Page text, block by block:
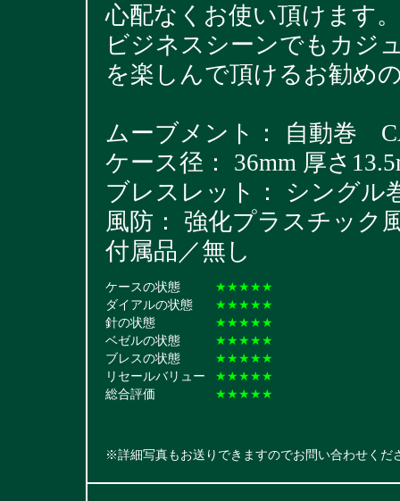
心配なくお使い頂けます。
ビジネスシーンでもカジ
を楽しんで頂けるお勧め
ムーブメント： 自動巻
ケース径： 36mm 厚さ
ブレスレット： シングル
風防： 強化プラスチック
付属品／無し
ケースの状態
★★★★★
ダイアルの状態
★★★★★
針の状態
★★★★★
ベゼルの状態
★★★★★
ブレスの状態
★★★★★
リセールバリュー
★★★★★
総合評価
★★★★★
※詳細写真もお送りできますのでお問い合わせくだ